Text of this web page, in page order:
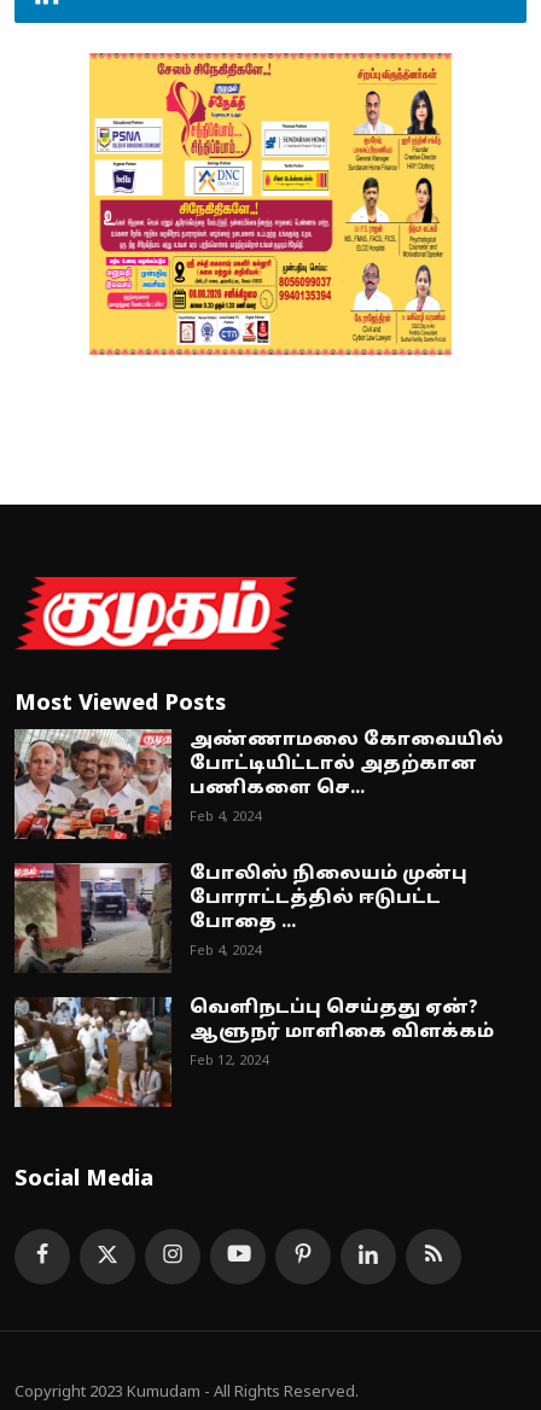
Most Viewed Posts
அண்ணாமலை கோவையில்
போட்டியிட்டால் அதற்கான
பணிகளை செ...
Feb 4, 2024
போலிஸ் நிலையம் முன்பு
போராட்டத்தில் ஈடுபட்ட
போதை ...
Feb 4, 2024
வெளிநடப்பு செய்தது ஏன்?
ஆளுநர் மாளிகை விளக்கம்
Feb 12, 2024
Social Media
Copyright 2023 Kumudam - All Rights Reserved.